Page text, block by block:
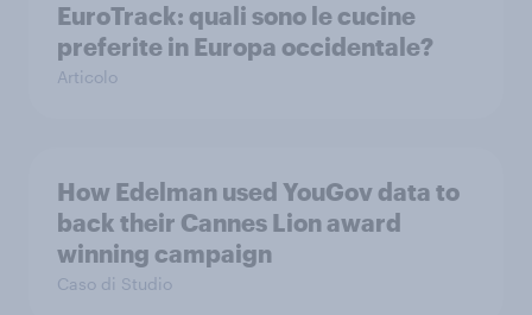
EuroTrack: quali sono le cucine
preferite in Europa occidentale?
Articolo
How Edelman used YouGov data to
back their Cannes Lion award
winning campaign
Caso di Studio